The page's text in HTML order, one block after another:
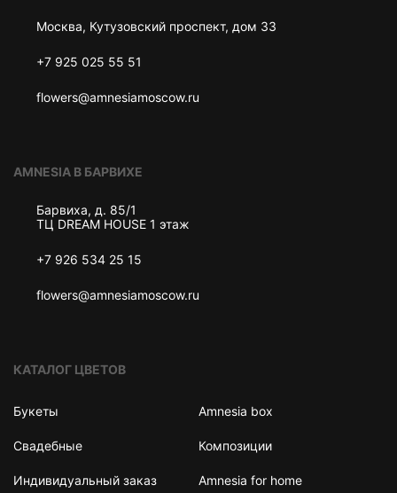
Москва, Кутузовский проспект, дом 33
+7 925 025 55 51
flowers@amnesiamoscow.ru
AMNESIA В БАРВИХЕ
Барвиха, д. 85/1
ТЦ DREAM HOUSE 1 этаж
+7 926 534 25 15
flowers@amnesiamoscow.ru
КАТАЛОГ ЦВЕТОВ
Букеты Amnesia box
Свадебные Композиции
Индивидуальный заказ Amnesia for home